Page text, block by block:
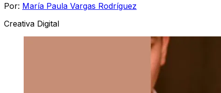
Por: María Paula Vargas Rodríguez
Creativa Digital